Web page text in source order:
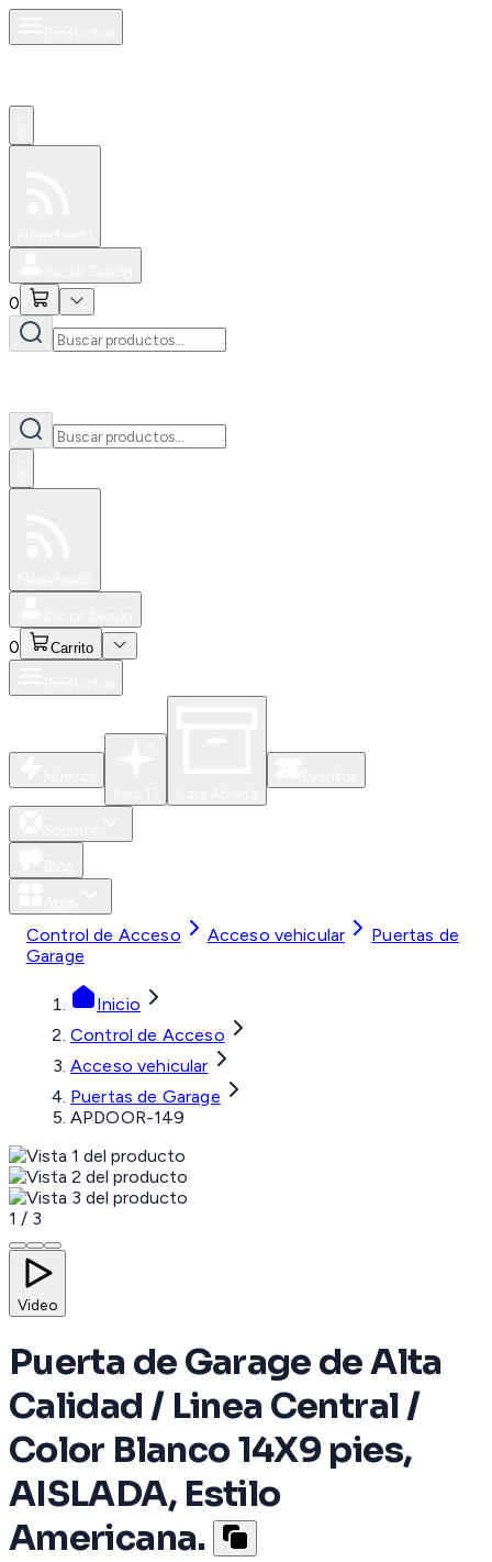
0
0 Carrito
Control de Acceso Acceso vehicular
Puertas de
Garage
Inicio
Control de Acceso
Acceso vehicular
Puertas de Garage
APDOOR-149
1 / 3
Video
Puerta de Garage de Alta
Calidad / Linea Central /
Color Blanco 14X9 pies,
AISLADA, Estilo
Americana.